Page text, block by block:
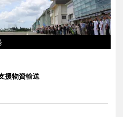
援物資輸送